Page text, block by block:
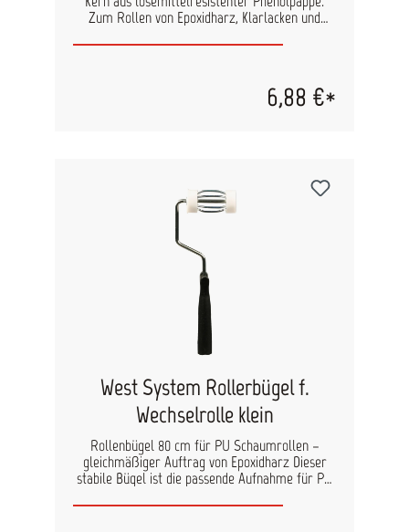
Zum Rollen von Epoxidharz, Klarlacken und
Schaumstoffrollen haben einen fusselfreien,
eignen sich am besten für Lacke, Lasuren und
Urethane auf glatten Oberflächen. Achtung:
6,88 €*
West System Rollerbügel f.
Wechselrolle klein
Rollenbügel 80 cm für PU Schaumrollen –
gleichmäßiger Auftrag von Epoxidharz Dieser
stabile Bügel ist die passende Aufnahme für PU
einen gleichmäßigen und kontrollierten Auftrag